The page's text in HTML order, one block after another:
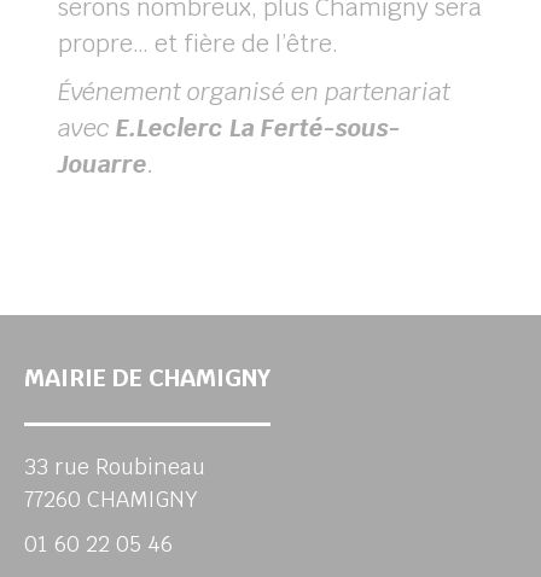
serons nombreux, plus Chamigny sera
propre… et fière de l’être.
Événement organisé en partenariat
avecE.Leclerc La Ferté-sous-
Jouarre.
MAIRIE DE CHAMIGNY
33 rue Roubineau
77260 CHAMIGNY
01 60 22 05 46